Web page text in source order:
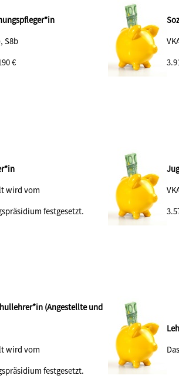
S8b
€
wird vom
festgesetzt.
(Angestellte und
wird vom
festgesetzt.